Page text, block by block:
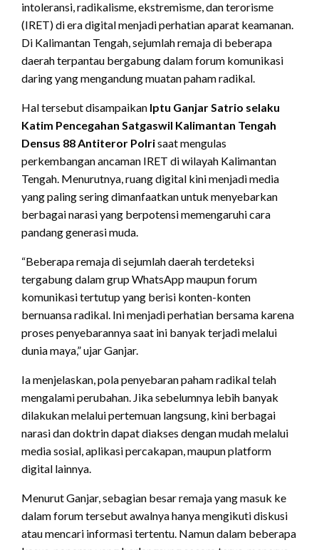
intoleransi, radikalisme, ekstremisme, dan terorisme
(IRET) di era digital menjadi perhatian aparat keamanan.
Di Kalimantan Tengah, sejumlah remaja di beberapa
daerah terpantau bergabung dalam forum komunikasi
daring yang mengandung muatan paham radikal.
Hal tersebut disampaikan Iptu Ganjar Satrio selaku
Katim Pencegahan Satgaswil Kalimantan Tengah
Densus 88 Antiteror Polrisaat mengulas
perkembangan ancaman IRET di wilayah Kalimantan
Tengah. Menurutnya, ruang digital kini menjadi media
yang paling sering dimanfaatkan untuk menyebarkan
berbagai narasi yang berpotensi memengaruhi cara
pandang generasi muda.
“Beberapa remaja di sejumlah daerah terdeteksi
tergabung dalam grup WhatsApp maupun forum
komunikasi tertutup yang berisi konten-konten
bernuansa radikal. Ini menjadi perhatian bersama karena
proses penyebarannya saat ini banyak terjadi melalui
dunia maya,” ujar Ganjar.
Ia menjelaskan, pola penyebaran paham radikal telah
mengalami perubahan. Jika sebelumnya lebih banyak
dilakukan melalui pertemuan langsung, kini berbagai
narasi dan doktrin dapat diakses dengan mudah melalui
media sosial, aplikasi percakapan, maupun platform
digital lainnya.
Menurut Ganjar, sebagian besar remaja yang masuk ke
dalam forum tersebut awalnya hanya mengikuti diskusi
atau mencari informasi tertentu. Namun dalam beberapa